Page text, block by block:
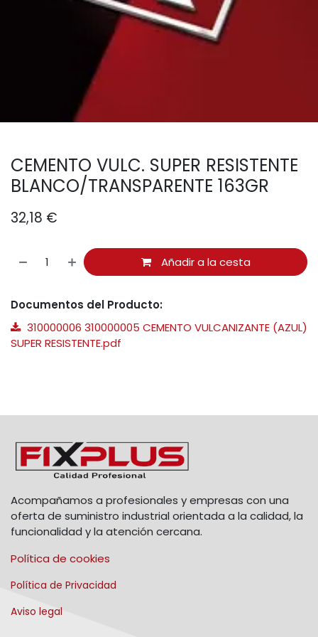
CEMENTO VULC. SUPER RESISTENTE
BLANCO/TRANSPARENTE 163GR
32,18 €
Añadir a la cesta
Documentos del Producto:
310000006 310000005 CEMENTO VULCANIZANTE (AZUL)
SUPER RESISTENTE.pdf
Acompañamos a profesionales y empresas con una
oferta de suministro industrial orientada a la calidad, la
funcionalidad y la atención cercana.
Política de cookies
Política de Privacidad
Aviso legal